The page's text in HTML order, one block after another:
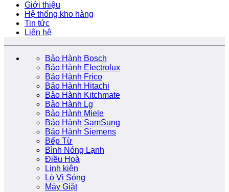
Giới thiệu
Hệ thống kho hàng
Tin tức
Liên hệ
Bảo Hành Bosch
Bảo Hành Electrolux
Bảo Hành Frico
Bảo Hành Hitachi
Bảo Hành Kitchmate
Bảo Hành Lg
Bảo Hành Miele
Bảo Hành SamSung
Bảo Hành Siemens
Bếp Từ
Bình Nóng Lạnh
Điều Hoà
Linh kiện
Lò Vi Sóng
Máy Giặt